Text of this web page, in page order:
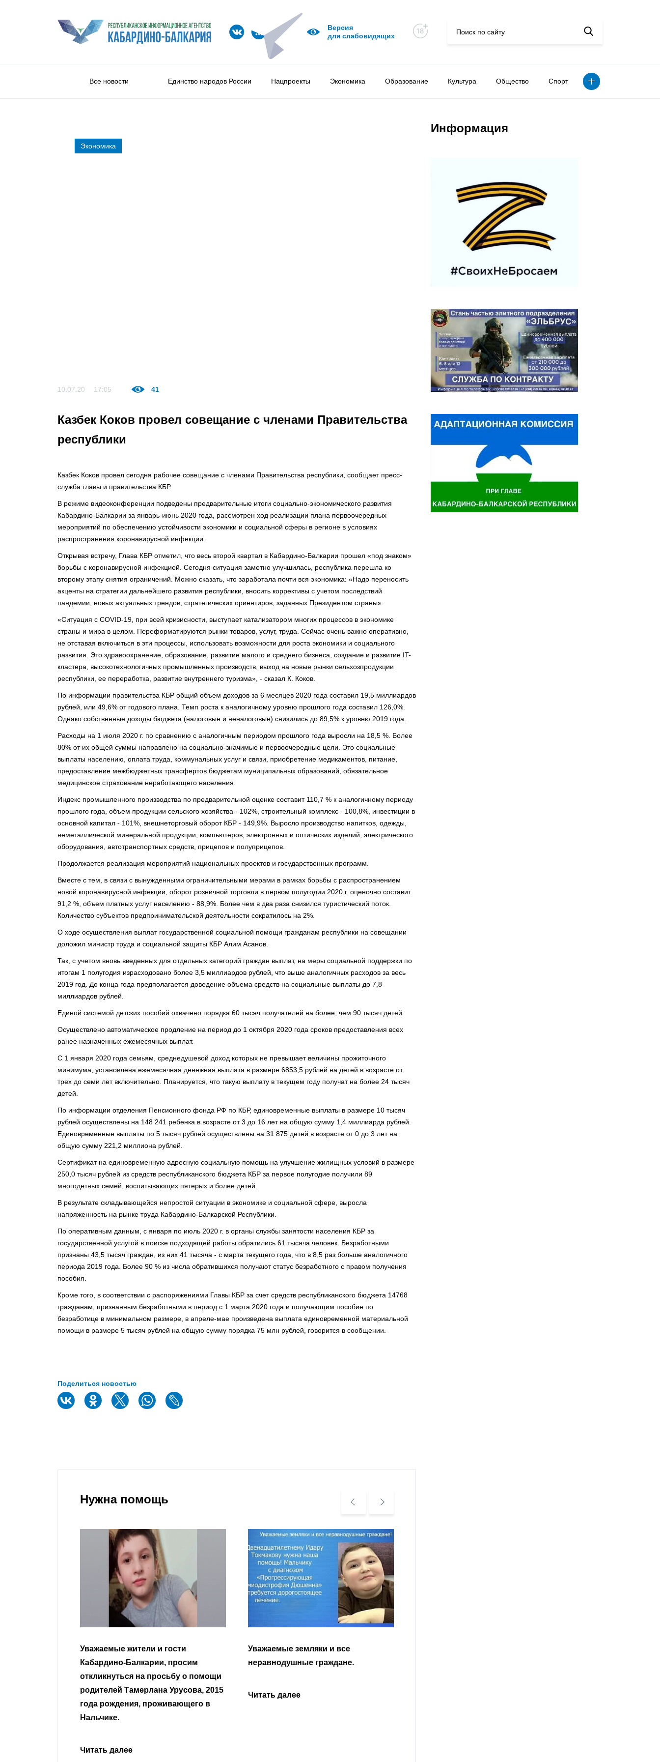
Версия
для слабовидящих
Все новости Единство народов России Нацпроекты Экономика Образование Культура Общество Спорт
Экономика
10.07.20 17:05 41
Казбек Коков провел совещание с членами Правительства
республики
Казбек Коков провел сегодня рабочее совещание с членами Правительства республики, сообщает пресс-
служба главы и правительства КБР.
В режиме видеоконференции подведены предварительные итоги социально-экономического развития
Кабардино-Балкарии за январь-июнь 2020 года, рассмотрен ход реализации плана первоочередных
мероприятий по обеспечению устойчивости экономики и социальной сферы в регионе в условиях
распространения коронавирусной инфекции.
Открывая встречу, Глава КБР отметил, что весь второй квартал в Кабардино-Балкарии прошел «под знаком»
борьбы с коронавирусной инфекцией. Сегодня ситуация заметно улучшилась, республика перешла ко
второму этапу снятия ограничений. Можно сказать, что заработала почти вся экономика: «Надо переносить
акценты на стратегии дальнейшего развития республики, вносить коррективы с учетом последствий
пандемии, новых актуальных трендов, стратегических ориентиров, заданных Президентом страны».
«Ситуация с COVID-19, при всей кризисности, выступает катализатором многих процессов в экономике
страны и мира в целом. Переформатируются рынки товаров, услуг, труда. Сейчас очень важно оперативно,
не отставая включиться в эти процессы, использовать возможности для роста экономики и социального
развития. Это здравоохранение, образование, развитие малого и среднего бизнеса, создание и развитие IT-
кластера, высокотехнологичных промышленных производств, выход на новые рынки сельхозпродукции
республики, ее переработка, развитие внутреннего туризма», - сказал К. Коков.
По информации правительства КБР общий объем доходов за 6 месяцев 2020 года составил 19,5 миллиардов
рублей, или 49,6% от годового плана. Темп роста к аналогичному уровню прошлого года составил 126,0%.
Однако собственные доходы бюджета (налоговые и неналоговые) снизились до 89,5% к уровню 2019 года.
Расходы на 1 июля 2020 г. по сравнению с аналогичным периодом прошлого года выросли на 18,5 %. Более
80% от их общей суммы направлено на социально-значимые и первоочередные цели. Это социальные
выплаты населению, оплата труда, коммунальных услуг и связи, приобретение медикаментов, питание,
предоставление межбюджетных трансфертов бюджетам муниципальных образований, обязательное
медицинское страхование неработающего населения.
Индекс промышленного производства по предварительной оценке составит 110,7 % к аналогичному периоду
прошлого года, объем продукции сельского хозяйства - 102%, строительный комплекс - 100,8%, инвестиции в
основной капитал - 101%, внешнеторговый оборот КБР - 149,9%. Выросло производство напитков, одежды,
неметаллической минеральной продукции, компьютеров, электронных и оптических изделий, электрического
оборудования, автотранспортных средств, прицепов и полуприцепов.
Продолжается реализация мероприятий национальных проектов и государственных программ.
Вместе с тем, в связи с вынужденными ограничительными мерами в рамках борьбы с распространением
новой коронавирусной инфекции, оборот розничной торговли в первом полугодии 2020 г. оценочно составит
91,2 %, объем платных услуг населению - 88,9%. Более чем в два раза снизился туристический поток.
Количество субъектов предпринимательской деятельности сократилось на 2%.
О ходе осуществления выплат государственной социальной помощи гражданам республики на совещании
доложил министр труда и социальной защиты КБР Алим Асанов.
Так, с учетом вновь введенных для отдельных категорий граждан выплат, на меры социальной поддержки по
итогам 1 полугодия израсходовано более 3,5 миллиардов рублей, что выше аналогичных расходов за весь
2019 год. До конца года предполагается доведение объема средств на социальные выплаты до 7,8
миллиардов рублей.
Единой системой детских пособий охвачено порядка 60 тысяч получателей на более, чем 90 тысяч детей.
Осуществлено автоматическое продление на период до 1 октября 2020 года сроков предоставления всех
ранее назначенных ежемесячных выплат.
С 1 января 2020 года семьям, среднедушевой доход которых не превышает величины прожиточного
минимума, установлена ежемесячная денежная выплата в размере 6853,5 рублей на детей в возрасте от
трех до семи лет включительно. Планируется, что такую выплату в текущем году получат на более 24 тысяч
детей.
По информации отделения Пенсионного фонда РФ по КБР, единовременные выплаты в размере 10 тысяч
рублей осуществлены на 148 241 ребенка в возрасте от 3 до 16 лет на общую сумму 1,4 миллиарда рублей.
Единовременные выплаты по 5 тысяч рублей осуществлены на 31 875 детей в возрасте от 0 до 3 лет на
общую сумму 221,2 миллиона рублей.
Сертификат на единовременную адресную социальную помощь на улучшение жилищных условий в размере
250,0 тысяч рублей из средств республиканского бюджета КБР за первое полугодие получили 89
многодетных семей, воспитывающих пятерых и более детей.
В результате складывающейся непростой ситуации в экономике и социальной сфере, выросла
напряженность на рынке труда Кабардино-Балкарской Республики.
По оперативным данным, с января по июль 2020 г. в органы службы занятости населения КБР за
государственной услугой в поиске подходящей работы обратились 61 тысяча человек. Безработными
признаны 43,5 тысяч граждан, из них 41 тысяча - с марта текущего года, что в 8,5 раз больше аналогичного
периода 2019 года. Более 90 % из числа обратившихся получают статус безработного с правом получения
пособия.
Кроме того, в соответствии с распоряжениями Главы КБР за счет средств республиканского бюджета 14768
гражданам, признанным безработными в период с 1 марта 2020 года и получающим пособие по
безработице в минимальном размере, в апреле-мае произведена выплата единовременной материальной
помощи в размере 5 тысяч рублей на общую сумму порядка 75 млн рублей, говорится в сообщении.
Поделиться новостью
Информация
Нужна помощь
Уважаемые земляки и все
неравнодушные граждане.
Читать далее
Читать далее